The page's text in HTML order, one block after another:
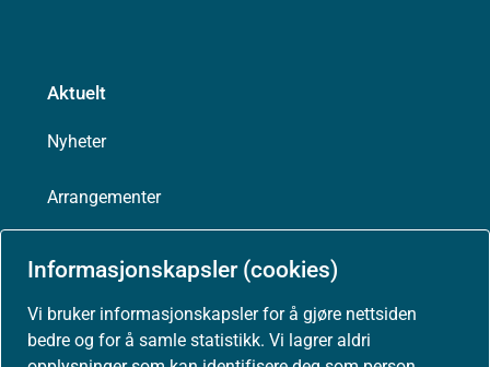
Informasjonskapsler (cookies)
Vi bruker informasjonskapsler for å gjøre nettsiden
bedre og for å samle statistikk. Vi lagrer aldri
Aktuelt
Nyheter
Arrangementer
Presse